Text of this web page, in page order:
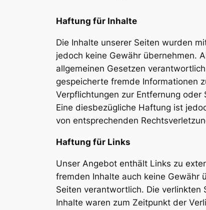
Haftung für Inhalte
Die Inhalte unserer Seiten wurden
jedoch keine Gewähr übernehmen.
allgemeinen Gesetzen
gespeicherte fremde Informationen
Verpflichtungen zur Entfernung
Eine diesbezügliche Haftung ist
von entsprechenden
Haftung für Links
Unser Angebot enthält Links zu
fremden Inhalte auch keine Gewähr
Seiten verantwortlich. Die
Inhalte waren zum Zeitpunkt der